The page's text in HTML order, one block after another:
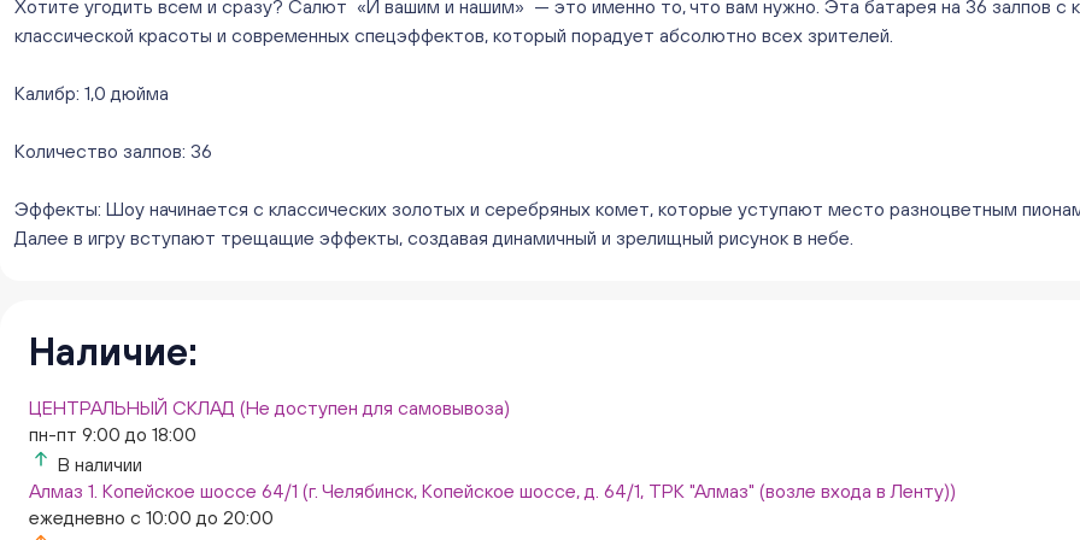
Хотите угодить всем и сразу? Салют «И вашим и нашим» — это именно то, что вам нужно. Эта батарея на 36 залпов с
классической красоты и современных спецэффектов, который порадует абсолютно всех зрителей.
Калибр: 1,0 дюйма
Количество залпов: 36
Эффекты: Шоу начинается с классических золотых и серебряных комет, которые уступают место разноцветным
Далее в игру вступают трещащие эффекты, создавая динамичный и зрелищный рисунок в небе.
Наличие:
ЦЕНТРАЛЬНЫЙ СКЛАД (Не доступен для самовывоза)
пн-пт 9:00 до 18:00
В наличии
Алмаз 1. Копейское шоссе 64/1 (г. Челябинск, Копейское шоссе, д. 64/1, ТРК "Алмаз" (возле входа в Ленту))
ежедневно с 10:00 до 20:00